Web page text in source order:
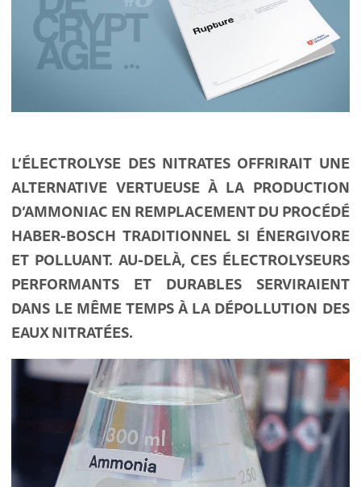
L’ÉLECTROLYSE DES NITRATES OFFRIRAIT UNE
ALTERNATIVE VERTUEUSE À LA PRODUCTION
D’AMMONIAC EN REMPLACEMENT DU PROCÉDÉ
HABER-BOSCH TRADITIONNEL SI ÉNERGIVORE
ET POLLUANT. AU-DELÀ, CES ÉLECTROLYSEURS
PERFORMANTS ET DURABLES SERVIRAIENT
DANS LE MÊME TEMPS À LA DÉPOLLUTION DES
EAUX NITRATÉES.